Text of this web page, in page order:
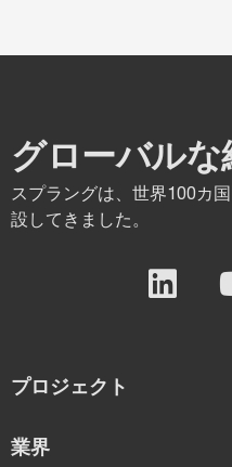
グローバルな
スプラングは、世界100カ
設してきました。
プロジェクト
業界